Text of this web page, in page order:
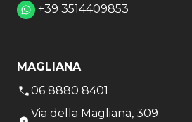
+39 3514409853
MAGLIANA
06 8880 8401
Via della Magliana, 309